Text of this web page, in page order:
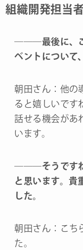
組織開発担当
―――最後に、
ベントについて
朝田さん：他の
ると嬉しいです
話せる機会があ
います。
―――そうです
と思います。貴
した。
朝田さん：こち
た。